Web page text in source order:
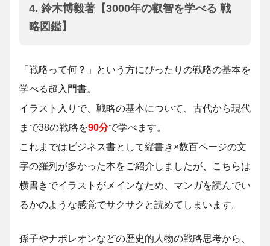
4. 鈴木博毅著【3000年の叡智を学べる 戦
略図鑑】
「戦略って何？」という方にぴったりの戦略の基本を
学べる超入門書。
イラスト入りで、戦略の基本について、古代から現代
まで38の戦略を90分で学べます。
これまではビジネス書として縦書き×数百ページの文
字の羅列が多かった本をご紹介しましたが、こちらは
横書きでイラストがメインなため、マンガを読んでい
るかのような感覚でサクサクと読めてしまいます。
孫子やナポレオンなどの歴史的人物の戦略思考から、